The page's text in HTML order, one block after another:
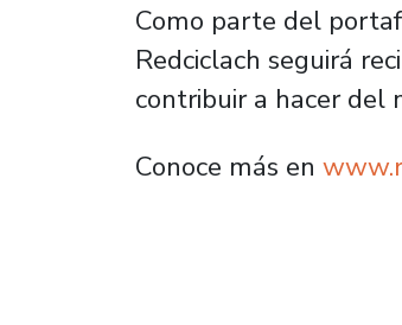
Como parte del
Redciclach seguirá
contribuir a hacer del
Conoce más en